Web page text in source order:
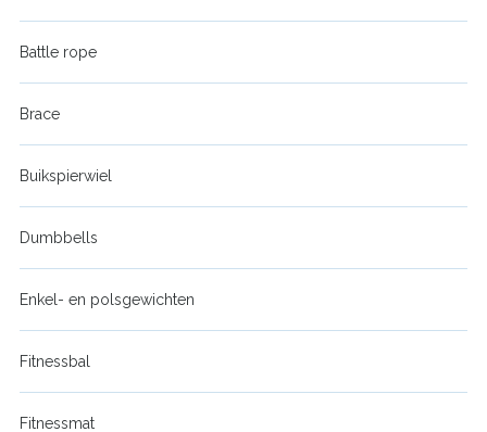
Battle rope
Brace
Buikspierwiel
Dumbbells
Enkel- en polsgewichten
Fitnessbal
Fitnessmat